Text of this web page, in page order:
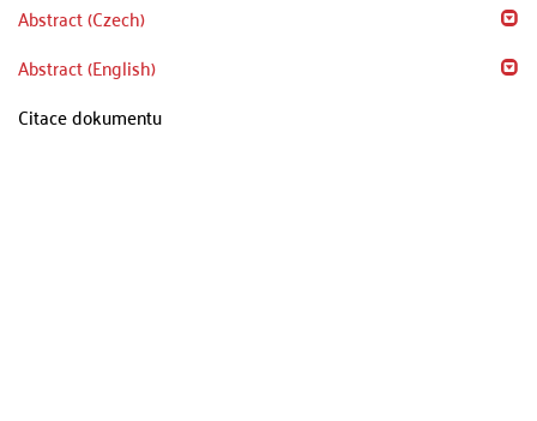
Abstract (Czech)
Abstract (English)
Citace dokumentu